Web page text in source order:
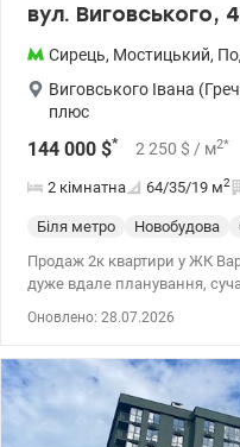
вул. Виговського,
Сирець, Мостицький,
Виговського Івана
плюс
144 000 $* 2 250 $ / м2*
2 кімнатна 64/35/19 м2
Біля метро Новобудова
Продаж 2к квартири у ЖК
дуже вдале планування,
дуже развітою
будинком висотний
Valion.ua /1134939
Оновлено: 28.07.2026